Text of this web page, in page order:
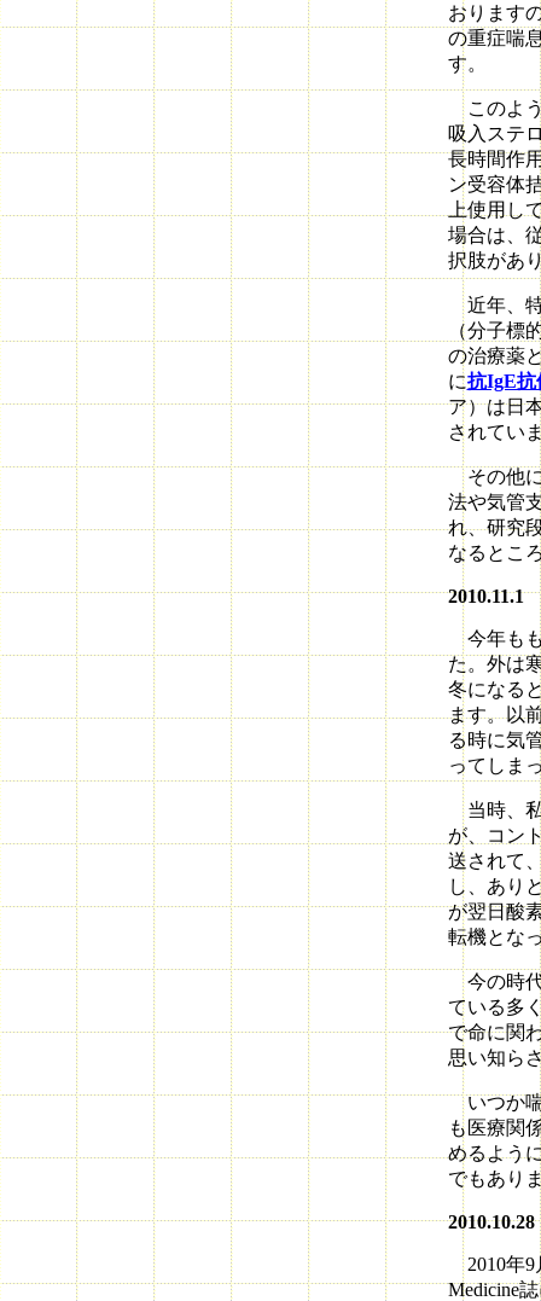
おります
の重症喘
す。
このよ
吸入ステ
長時間作
ン受容体
上使用し
場合は、
択肢があ
近年、
（分子標
の治療薬
に抗IgE抗
ア）は日
されてい
その他
法や気管
れ、研究
なるとこ
2010.11.1
今年も
た。外は
冬になる
ます。以
る時に気
ってしま
当時、
が、コン
送されて
し、あり
が翌日酸
転機とな
今の時
ている多
で命に関
思い知ら
いつか喘
も医療関
めるよう
でもあり
2010.10.28
2010年9
Medicine